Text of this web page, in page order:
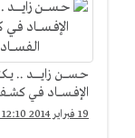
حــســـــن زايــــــــد ..
الإفــســــاد فــي
19 فبراير 2014 12:10 ص